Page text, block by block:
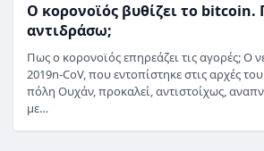
Ο κορονοϊός βυθίζει το bitcoin.
αντιδράσω;
Πως ο κορονοϊός επηρεάζει τις αγορές; Ο
2019n-CoV, που εντοπίστηκε στις αρχές
πόλη Ουχάν, προκαλεί, αντιστοίχως,
με…